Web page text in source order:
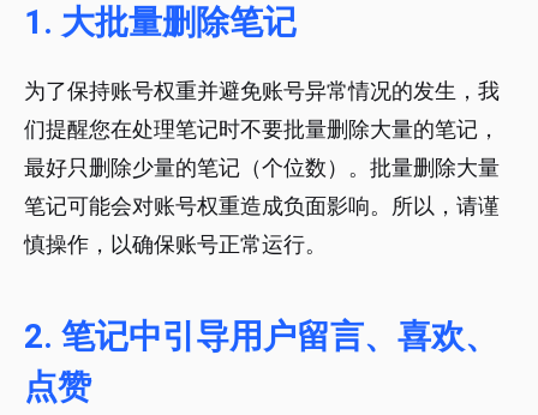
1. 大批量删除笔记
为了保持账号权重并避免账号异常情况的发生，我
们提醒您在处理笔记时不要批量删除大量的笔记，
最好只删除少量的笔记（个位数）。批量删除大量
笔记可能会对账号权重造成负面影响。所以，请谨
慎操作，以确保账号正常运行。
2. 笔记中引导用户留言、喜欢、
点赞